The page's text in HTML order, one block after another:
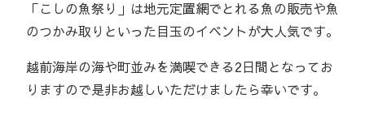
「こしの魚祭り」は地元定置網でとれる魚の販売や魚
のつかみ取りといった目玉のイベントが大人気です。
越前海岸の海や町並みを満喫できる2日間となってお
りますので是非お越しいただけましたら幸いです。